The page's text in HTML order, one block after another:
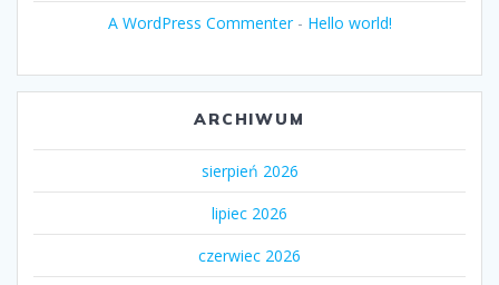
A WordPress Commenter- Hello world!
ARCHIWUM
sierpień 2026
lipiec 2026
czerwiec 2026